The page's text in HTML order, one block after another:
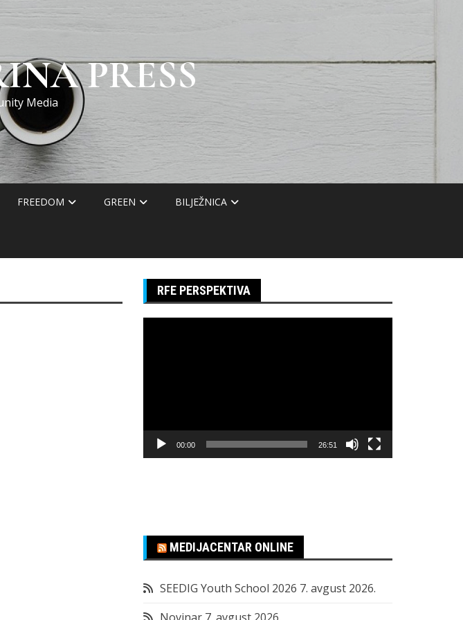
PRESS
Media
FREEDOM GREEN BILJEŽNICA
RFE PERSPEKTIVA
00:00 26:51
MEDIJACENTAR ONLINE
SEEDIG Youth School 2026 7. avgust 2026.
Novinar 7. avgust 2026.